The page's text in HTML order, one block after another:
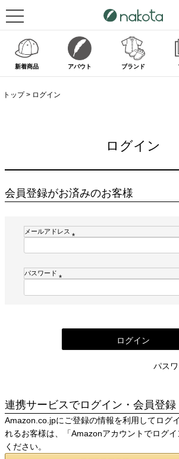
新着商品 アバウト ブランド
トップ ログイン
ログイン
会員登録がお済みのお客様
メールアドレス
須
)
パスワード
ログイン
パス
連携サービスでログイン・会員登録
Amazon.co.jpにご登録の情報を利用してログ
れるお客様は、「Amazonアカウントでログ
ください。